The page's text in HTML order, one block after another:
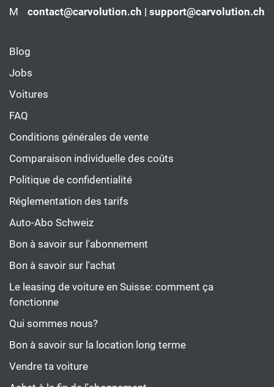
M
contact@carvolution.ch | support@carvolution.ch
Blog
Jobs
Voitures
FAQ
Conditions générales de vente
Comparaison individuelle des coûts
Politique de confidentialité
Réglementation des tarifs
Auto-Abo Schweiz
Bon à savoir sur l'abonnement
Bon à savoir sur l'achat
Le leasing de voiture en Suisse: comment ça
fonctionne
Qui sommes nous?
Bon à savoir sur la location long terme
Vendre ta voiture